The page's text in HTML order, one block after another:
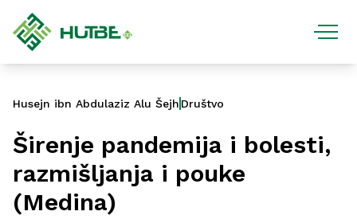
Husejn ibn Abdulaziz Alu Šejh Društvo
Širenje pandemija i bolesti,
razmišljanja i pouke
(Medina)